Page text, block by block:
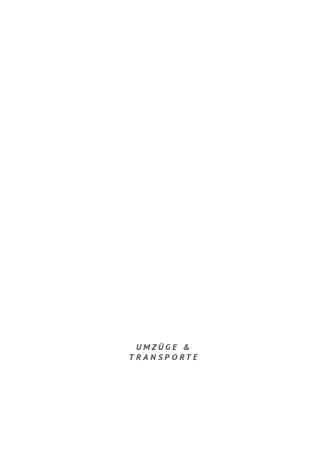
UMZÜGE &
TRANSPORTE